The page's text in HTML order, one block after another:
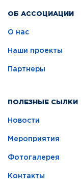
ОБ АССОЦИАЦИИ
О нас
Наши проекты
Партнеры
ПОЛЕЗНЫЕ СЫЛКИ
Новости
Мероприятия
Фотогалерея
Контакты